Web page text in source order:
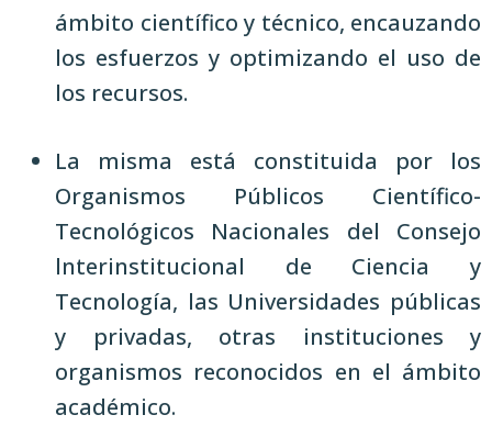
ámbito científico y técnico, encauzando
los esfuerzos y optimizando el uso de
los recursos.
La misma está constituida por los
Organismos Públicos Científico-
Tecnológicos Nacionales del Consejo
lnterinstitucional de Ciencia y
Tecnología, las Universidades públicas
y privadas, otras instituciones y
organismos reconocidos en el ámbito
académico.